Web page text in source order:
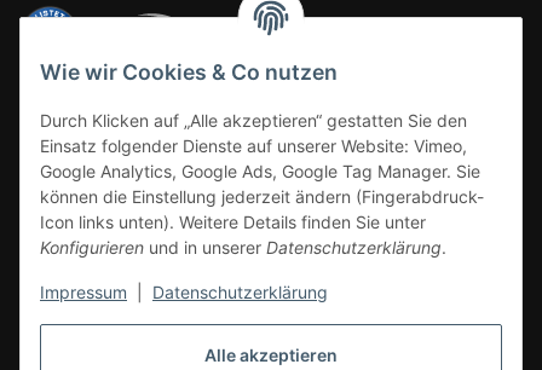
Alle akzeptieren
Wie wir Cookies & Co nutzen
Durch Klicken auf „Alle akzeptieren“ gestatten Sie den
Einsatz folgender Dienste auf unserer Website: Vimeo,
Google Analytics, Google Ads, Google Tag Manager. Sie
können die Einstellung jederzeit ändern (Fingerabdruck-
Icon links unten). Weitere Details finden Sie unter
Konfigurieren und in unserer Datenschutzerklärung.
Impressum Datenschutzerklärung
* Alle Preise inkl. gesetzlicher Mwst., zzgl.Versand